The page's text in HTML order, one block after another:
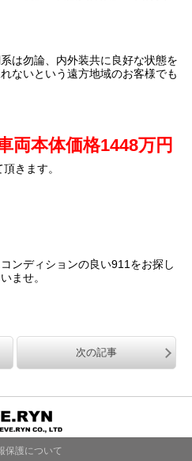
は勿論、内外装共に良好な状態を
ないという遠方地域のお客様でも
両本体価格1448万円
きます。
ンディションの良い911をお探し
ませ。
次の記事
保護について